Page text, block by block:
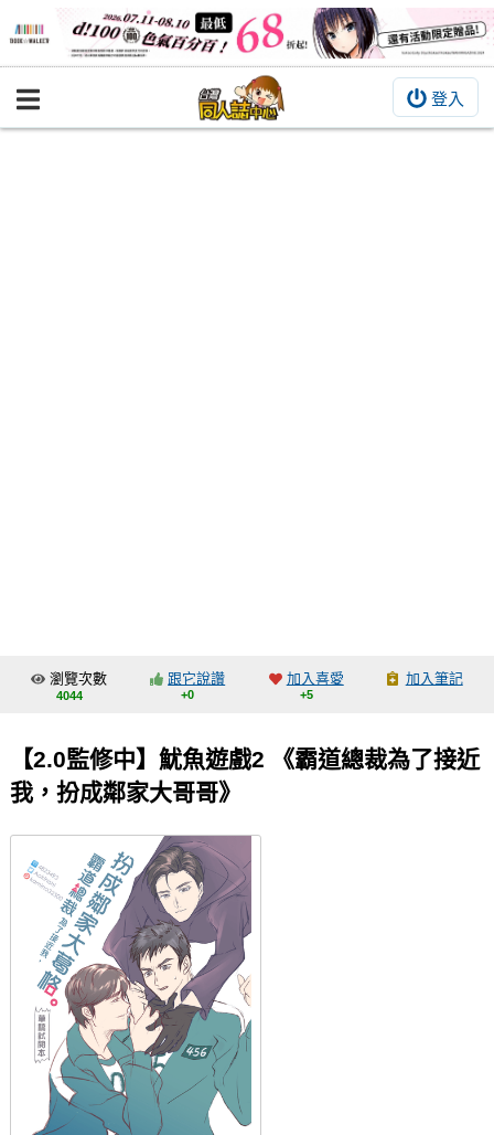
登入
BOOKY書集倉庫
交流中心
會員功能選單
註冊會員
登入
瀏覽次數
4044
跟它說讚
+0
加入喜愛
+5
加入筆記
【2.0監修中】魷魚遊戲2 《霸道總裁為了接近
我，扮成鄰家大哥哥》